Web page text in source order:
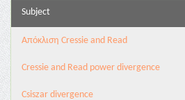
Subject
Aπόκλιση Cressie and Read
Cressie and Read power divergence
Csiszar divergence